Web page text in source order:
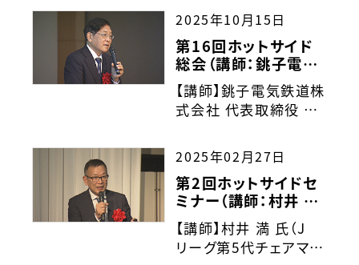
営者）
【演題】あきらめない
「強い心」をもつために
2025年10月15日
第16回ホットサイド
総会（講師：銚子電気
鉄道株式会社 代表取
締役 竹本勝紀氏）
【講師】銚子電気鉄道株
式会社 代表取締役 竹
【演題】～絶対にあきら
めない～ 地域と共に存
続を目指す 銚子電鉄の
挑戦
2025年02月27日
第2回ホットサイドセ
ミナー（講師：村井 満
氏（Jリーグ第5代チェ
アマン・日本バドミン
トン協会会長））
【講師】村井 満 氏（J
リーグ第5代チェアマ